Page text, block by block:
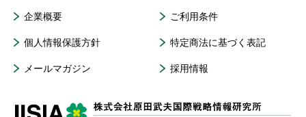
企業概要 ご利用条件
個人情報保護方針 特定商法に基づく表記
メールマガジン 採用情報